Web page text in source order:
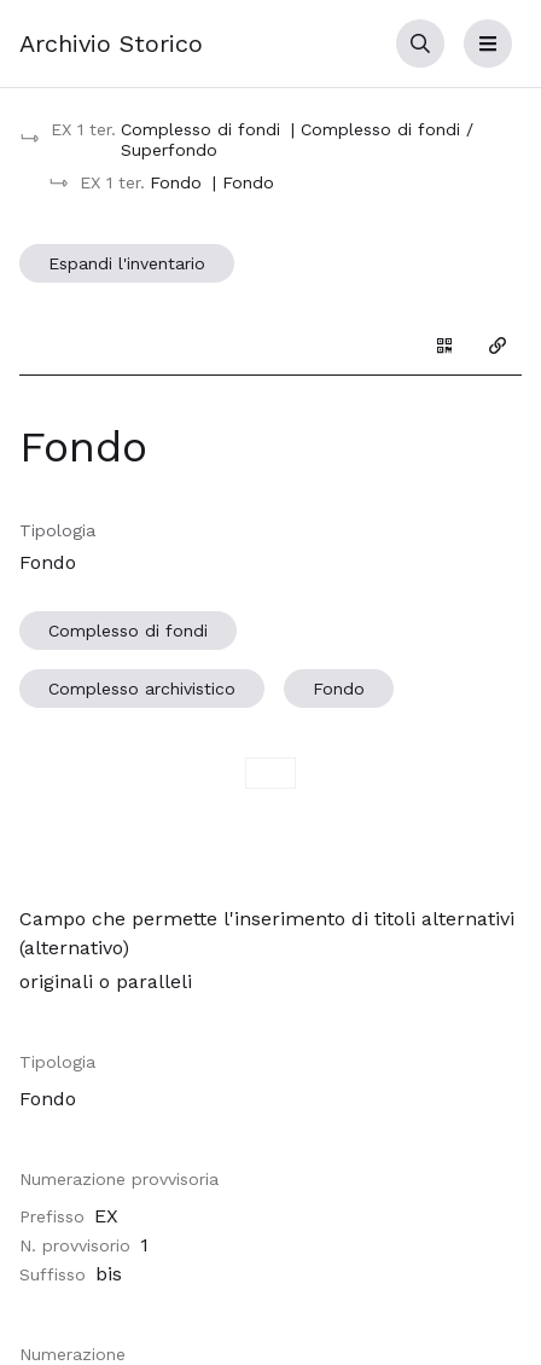
Archivio Storico Cerca Menu
EX 1 ter. Complesso di fondi
| Complesso di fondi /
Superfondo
EX 1 ter. Fondo | Fondo
Espandi l'inventario
Genera il
Fondo
Tipologia
Fondo
Complesso di fondi
Complesso archivistico Fondo
Campo che permette l'inserimento di titoli alternativi
(alternativo)
originali o paralleli
Tipologia
Fondo
Numerazione provvisoria
Prefisso
EX
N. provvisorio 1
Suffisso bis
Numerazione